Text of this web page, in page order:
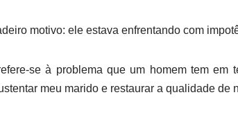
motivo: ele estava enfrentando com
se à problema que um homem tem em
meu marido e restaurar a qualidade de